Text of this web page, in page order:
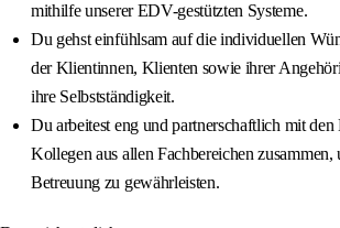
mithilfe unserer EDV-gestützten Systeme.
Du gehst einfühlsam auf die individuellen
der Klientinnen, Klienten sowie ihrer
ihre Selbstständigkeit.
Du arbeitest eng und partnerschaftlich mit
Kollegen aus allen Fachbereichen zusammen,
Betreuung zu gewährleisten.